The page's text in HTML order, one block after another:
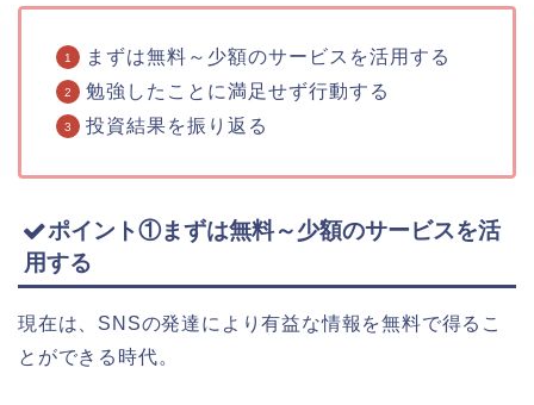
まずは無料～少額のサービスを活用する
勉強したことに満足せず行動する
投資結果を振り返る
ポイント①まずは無料～少額のサービスを活
用する
現在は、SNSの発達により有益な情報を無料で得るこ
とができる時代。